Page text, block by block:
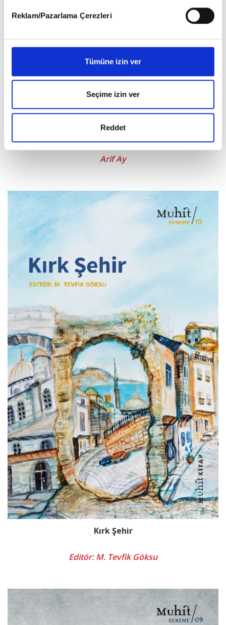
Reklam/Pazarlama Çerezleri
Tümüne izin ver
Seçime izin ver
Reddet
Bir Yürüyüş Senfonisi
Arif Ay
Kırk Şehir
Editör: M. Tevfik Göksu